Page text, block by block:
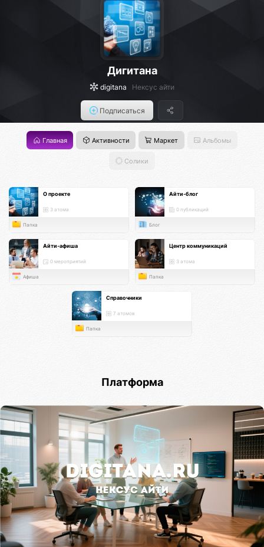
Дигитана
digitana Нексус айти
Подписаться
Главная Активности Маркет Альбомы
Солики
О проекте
3 атома
Папка
Айти-блог
0 публикаций
Блог
Айти-афиша
0 мероприятий
Афиша
Центр коммуникаций
3 атома
Папка
Справочники
7 атомов
Папка
Платформа